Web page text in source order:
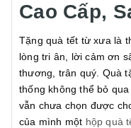
Cao Cấp,
Tặng quà tết từ xưa là
lòng tri ân, lời cảm ơn
thương, trân quý. Quà
thống không thể bỏ
vẫn chưa chọn được
của mình một hộp quà